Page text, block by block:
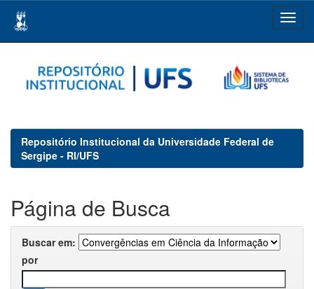
navigation
Repositório Institucional da Universidade Federal de
Sergipe - RI/UFS
Página de Busca
Buscar em:
por